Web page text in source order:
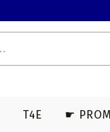
T4E ☛